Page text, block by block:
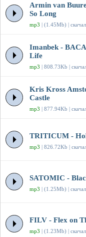
Armin van
So Long
mp3 | (1.45Mb) |
Imanbek -
Life
mp3 | 808.73Kb |
Kris Kross
Castle
mp3 | 877.94Kb |
TRITICUM -
mp3 | 826.72Kb |
SATOMIC -
mp3 | (1.25Mb) |
FILV - Flex on
mp3 | (1.23Mb) |